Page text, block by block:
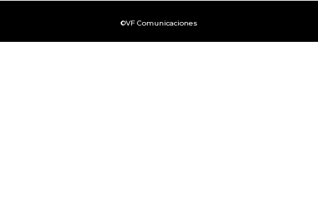
©VF Comunicaciones